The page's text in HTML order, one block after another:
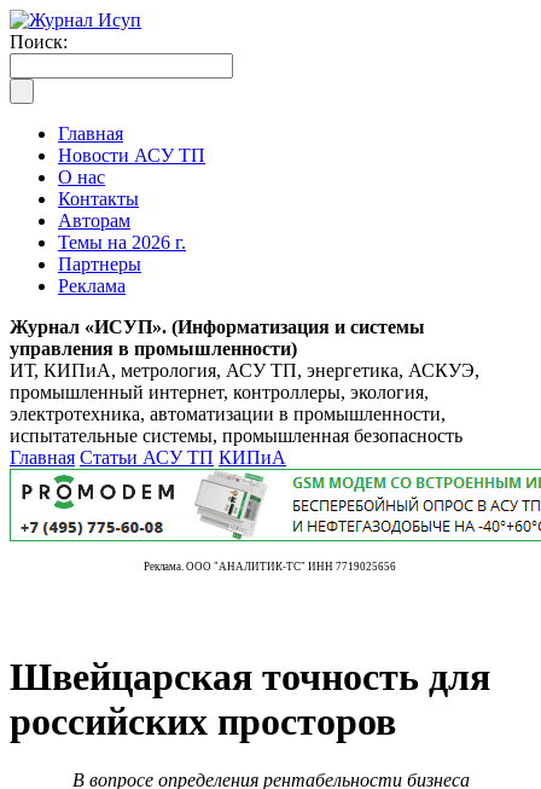
Поиск:
Главная
Новости АСУ ТП
О нас
Контакты
Авторам
Темы на 2026 г.
Партнеры
Реклама
Журнал «ИСУП». (Информатизация и системы
управления в промышленности)
ИТ, КИПиА, метрология, АСУ ТП, энергетика, АСКУЭ,
промышленный интернет, контроллеры, экология,
электротехника, автоматизации в промышленности,
испытательные системы, промышленная безопасность
Главная Статьи АСУ ТП КИПиА
Реклама. ООО "АНАЛИТИК-ТС" ИНН 7719025656
Швейцарская точность для
российских просторов
В вопросе определения рентабельности бизнеса